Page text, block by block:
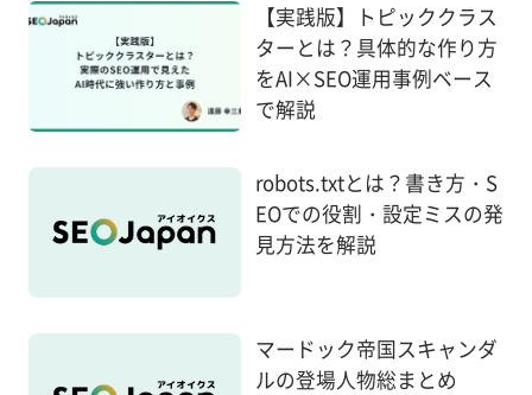
【実践版】トピッククラス
ターとは？具体的な作り方
をAI×SEO運用事例ベース
で解説
robots.txtとは？書き方・S
EOでの役割・設定ミスの発
見方法を解説
マードック帝国スキャンダ
ルの登場人物総まとめ